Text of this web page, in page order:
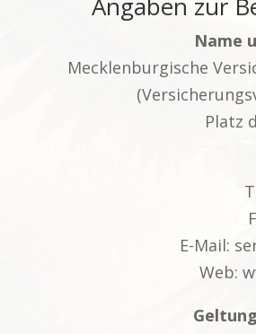
Angaben zur
Name
Mecklenburgische
Platz
E-Mail:
Web: